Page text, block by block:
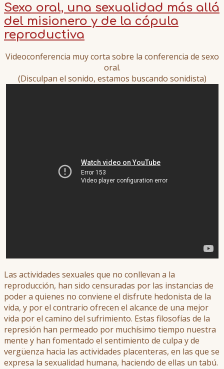
Sexo oral, una sexualidad más allá
del misionero y de la cópula
reproductiva
Videoconferencia muy corta sobre la conferencia de sexo
oral.
(Disculpan el sonido, estamos buscando sonidista)
Las actividades sexuales que no conllevan a la
reproducción, han sido censuradas por las instancias de
poder a quienes no conviene el disfrute hedonista de la
vida, y por el contrario ofrecen el alcance de una mejor
vida por el camino del sufrimiento. Estas filosofías de la
represión han permeado por muchísimo tiempo nuestra
mente y han fomentado el sentimiento de culpa y de
vergüenza hacia las actividades placenteras, en las que se
expresa la sexualidad humana, haciendo de ellas un tabú.